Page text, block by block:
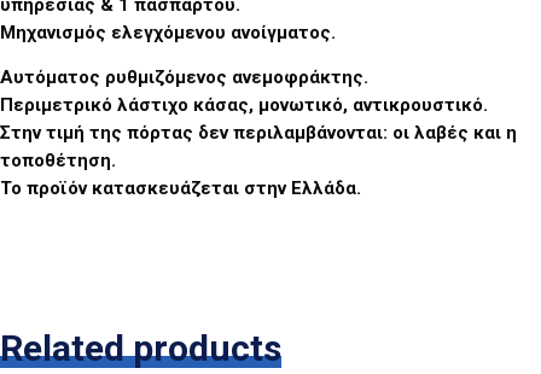
υπηρεσίας & 1 πασπαρτού.
Μηχανισμός ελεγχόμενου ανοίγματος.
Αυτόματος ρυθμιζόμενος ανεμοφράκτης.
Περιμετρικό λάστιχο κάσας, μονωτικό, αντικρουστικό.
Στην τιμή της πόρτας δεν περιλαμβάνονται: οι λαβές και η
τοποθέτηση.
Το προϊόν κατασκευάζεται στην Ελλάδα.
Related products